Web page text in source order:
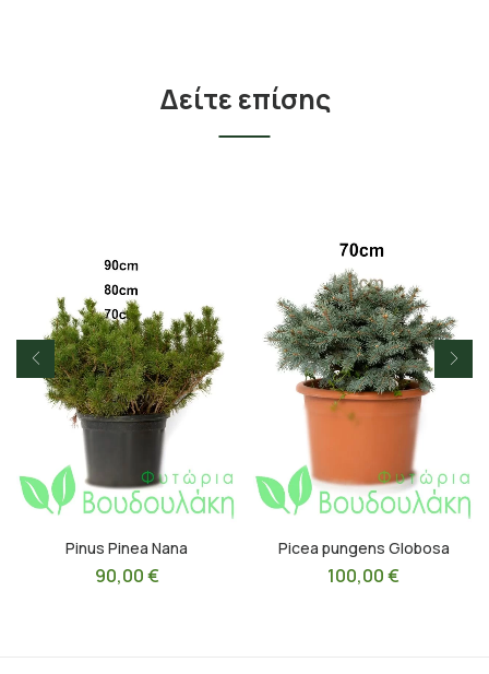
Δείτε επίσης
Pinus Pinea Nana
90,00€
Picea pungens Globosa
100,00€